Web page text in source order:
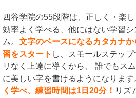
四谷学院の55段階は、正しく・楽し
効率よく学べる、他にはない学習シ
ム。 文字のベースになるカタカナか
習をスタート し、スモールステップ
リなく上達に導くから、 誰でもス
に美しい字を書けるようになります
く学べ、練習時間は1日20分！ リズ